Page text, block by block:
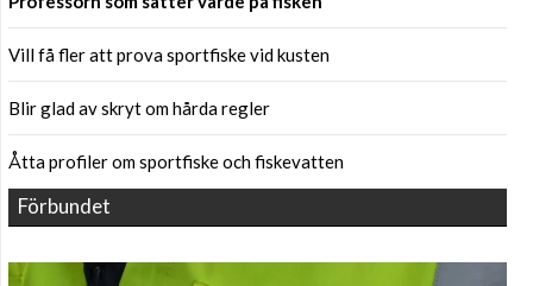
Vill få fler att prova sportfiske vid kusten
Blir glad av skryt om hårda regler
Åtta profiler om sportfiske och fiskevatten
Förbundet